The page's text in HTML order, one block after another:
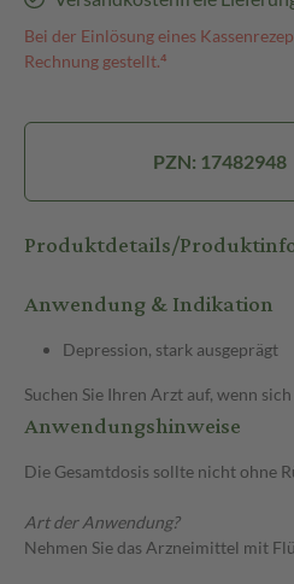
Bei der Einlösung eines
Rechnung gestellt.⁴
PZN: 17482948
Produktdetails/
Anwendung & Indikation
Depression, stark ausgeprägt
Suchen Sie Ihren Arzt auf, wenn
Anwendungshinweise
Die Gesamtdosis sollte nicht ohne
Art der Anwendung?
Nehmen Sie das Arzneimittel mit